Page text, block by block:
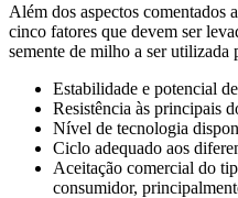
Além dos aspectos comentados
cinco fatores que devem ser
semente de milho a ser utilizada
Estabilidade e potencial
Resistência às principais
Nível de tecnologia
Ciclo adequado aos
Aceitação comercial do
consumidor,